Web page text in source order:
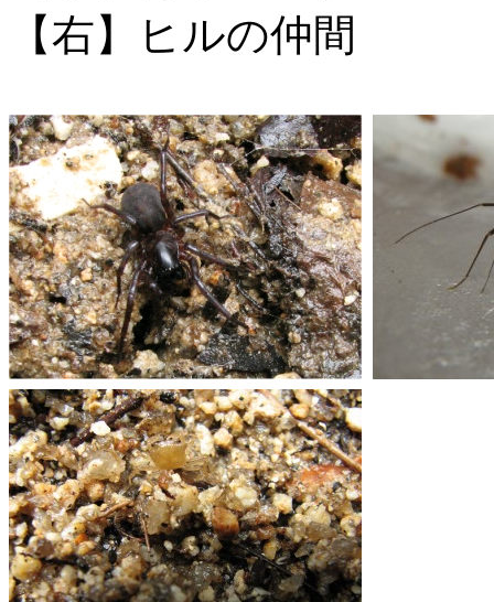
【右】ヒルの仲間